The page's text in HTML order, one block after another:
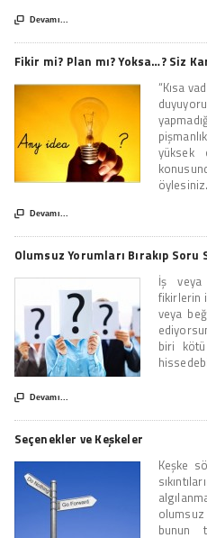
 Devamı...
Fikir mi? Plan mı? Yoksa…? Siz
“Kısa
yüksek
 Devamı...
Olumsuz Yorumları Bırakıp Soru
İş veya
fikirlerin
veya
biri
 Devamı...
Seçenekler ve Keşkeler
Keşke
bunun